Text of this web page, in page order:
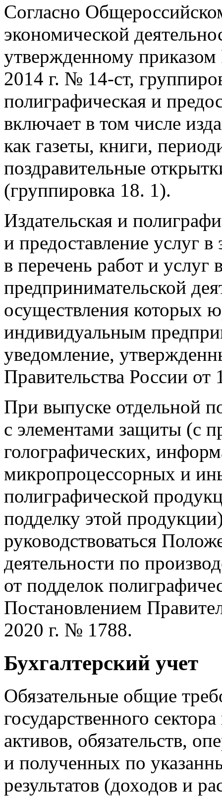
Согласно
экономической
утвержденному приказом
2014 г. № 14-ст,
полиграфическая и
включает в том числе
как газеты, книги,
поздравительные
(группировка 18. 1).
Издательская и
и предоставление услуг
в перечень работ и услуг
предпринимательской
осуществления которых
индивидуальным
уведомление,
Правительства России
При выпуске отдельной
с элементами защиты (с
голографических,
микропроцессорных и
полиграфической
подделку этой
руководствоваться
деятельности по
от подделок
Постановлением
2020 г. № 1788.
Бухгалтерский учет
Обязательные общие
государственного
активов, обязательств,
и полученных по
результатов (доходов и